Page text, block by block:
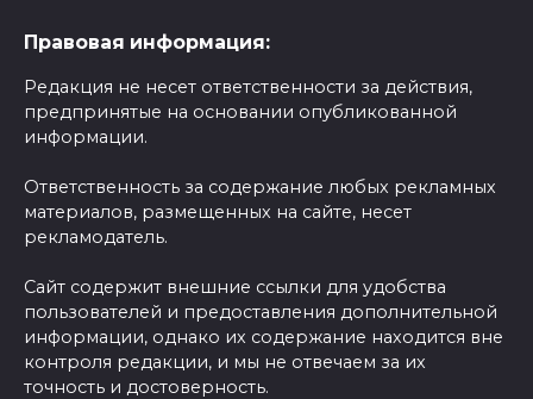
Правовая информация:
Редакция не несет ответственности за действия,
предпринятые на основании опубликованной
информации.
Ответственность за содержание любых рекламных
материалов, размещенных на сайте, несет
рекламодатель.
Сайт содержит внешние ссылки для удобства
пользователей и предоставления дополнительной
информации, однако их содержание находится вне
контроля редакции, и мы не отвечаем за их
точность и достоверность.